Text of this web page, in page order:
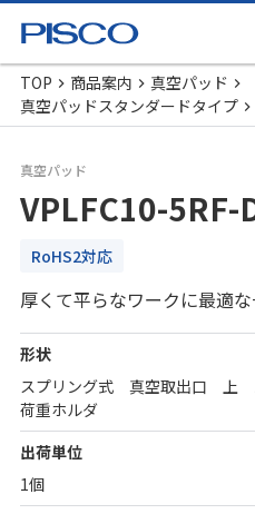
TOP 商品案内
真空パッド
真空パッドスタンダードタイプ
真空パッド
VPLFC10-5RF-
RoHS2対応
厚くて平らなワークに最適な
形状
スプリング式 真空取出口 上
荷重ホルダ
出荷単位
1個